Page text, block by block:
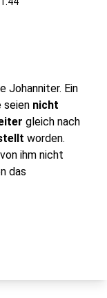
Johanniter. Ein
seien nicht
gleich nach
worden.
ihm nicht
das